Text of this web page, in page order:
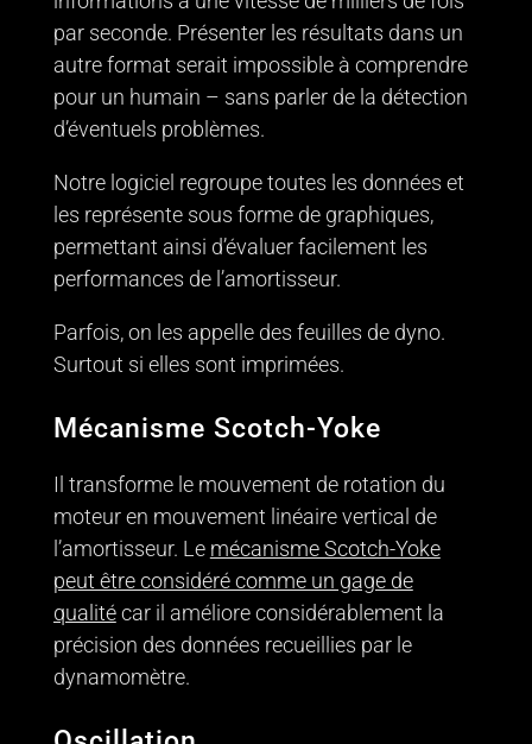
par seconde. Présenter les résultats dans un
autre format serait impossible à comprendre
pour un humain – sans parler de la détection
d’éventuels problèmes.
Notre logiciel regroupe toutes les données et
les représente sous forme de graphiques,
permettant ainsi d’évaluer facilement les
performances de l’amortisseur.
Parfois, on les appelle des feuilles de dyno.
Surtout si elles sont imprimées.
Mécanisme Scotch-Yoke
Il transforme le mouvement de rotation du
moteur en mouvement linéaire vertical de
l’amortisseur. Le mécanisme Scotch-Yoke
peut être considéré comme un gage de
qualitécar il améliore considérablement la
précision des données recueillies par le
dynamomètre.